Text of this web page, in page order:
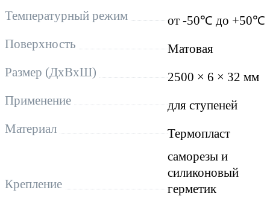
Температурный режим
от -50℃ до +50℃
Поверхность
Матовая
Размер (ДхВхШ)
2500 × 6 × 32 мм
Применение
для ступеней
Материал
Термопласт
Крепление
саморезы и
силиконовый
герметик